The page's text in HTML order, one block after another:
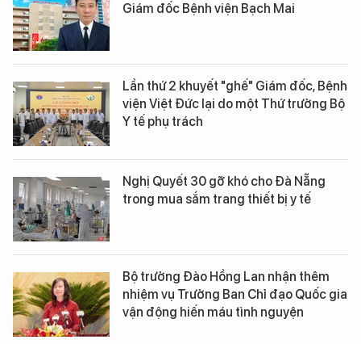
Giám đốc Bệnh viện Bạch Mai
Lần thứ 2 khuyết "ghế" Giám đốc, Bệnh
viện Việt Đức lại do một Thứ trưởng Bộ
Y tế phụ trách
Nghị Quyết 30 gỡ khó cho Đà Nẵng
trong mua sắm trang thiết bị y tế
Bộ trưởng Đào Hồng Lan nhận thêm
nhiệm vụ Trưởng Ban Chỉ đạo Quốc gia
vận động hiến máu tình nguyện